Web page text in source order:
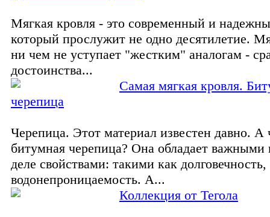
Мягкая кровля - это современный и
который прослужит не одно десятилетие.
ни чем не уступает "жестким" аналогам -
достоинства...
Самая мягкая кровля.
черепица
Черепица. Этот материал известен давно. А
битумная черепица? Она обладает важными
деле свойствами: такими как
водонепроницаемость. А...
Коллекция от Тегола